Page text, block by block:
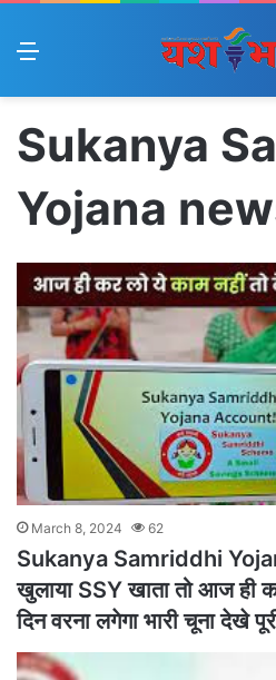
Menu
Sukanya
Yojana
March 8, 2024 62
Sukanya Samriddhi
खुलाया SSY खाता तो आज ही
दिन वरना लगेगा भारी चूना देखे